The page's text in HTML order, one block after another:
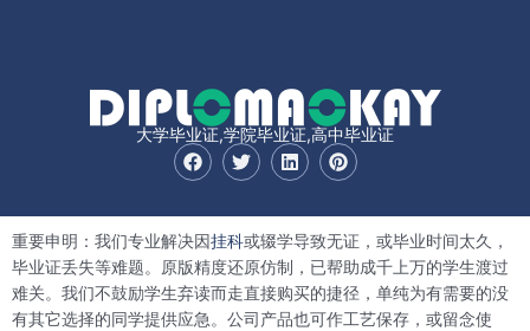
大学毕业证,学院毕业证,高中毕业证
F
a
o
o
k
T
w
t
e
r
L
i
d
i
n
P
i
r
e
s
t
重要申明：我们专业解决因挂科或辍学导致无证，或毕业时间太久，
毕业证丢失等难题。原版精度还原仿制，已帮助成千上万的学生渡过
难关。我们不鼓励学生弃读而走直接购买的捷径，单纯为有需要的没
有其它选择的同学提供应急。公司产品也可作工艺保存，或留念使